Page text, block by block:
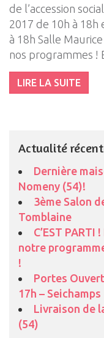
de l’accession
2017 de 10h à 18h
à 18h Salle
nos programmes !
LIRE LA SUITE
Actualité
Dernière
Nomeny (54)!
3ème Salon
Tomblaine
C’EST
notre
!
Portes
17h – Seichamps
Livraison de
(54)